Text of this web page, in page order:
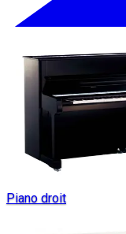
Piano droit